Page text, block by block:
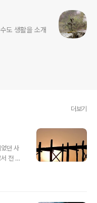
도 생활을 소개
더보기
던 사
전 세
인의